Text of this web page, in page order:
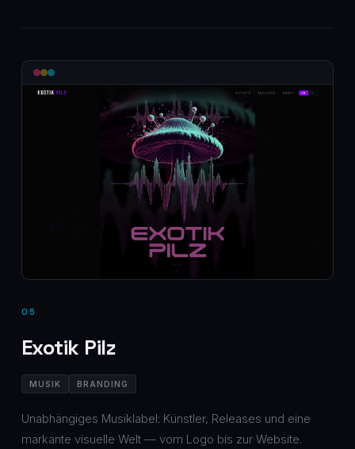
05
Exotik Pilz
MUSIK BRANDING
Unabhängiges Musiklabel: Künstler, Releases und eine
markante visuelle Welt — vom Logo bis zur Website.